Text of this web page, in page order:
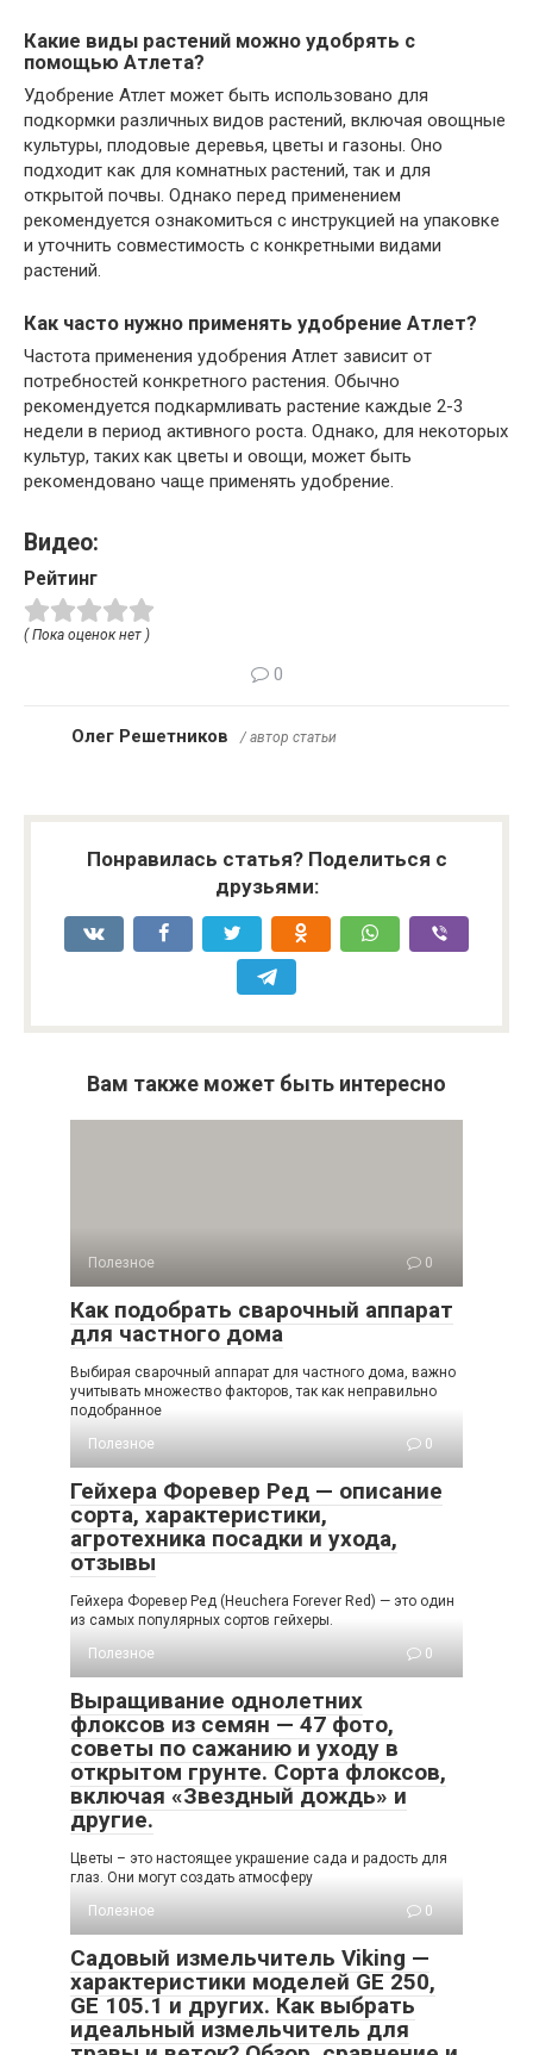
Какие виды растений можно удобрять с
помощью Атлета?
Удобрение Атлет может быть использовано для
подкормки различных видов растений, включая овощные
культуры, плодовые деревья, цветы и газоны. Оно
подходит как для комнатных растений, так и для
открытой почвы. Однако перед применением
рекомендуется ознакомиться с инструкцией на упаковке
и уточнить совместимость с конкретными видами
растений.
Как часто нужно применять удобрение Атлет?
Частота применения удобрения Атлет зависит от
потребностей конкретного растения. Обычно
рекомендуется подкармливать растение каждые 2-3
недели в период активного роста. Однако, для некоторых
культур, таких как цветы и овощи, может быть
рекомендовано чаще применять удобрение.
Видео:
Рейтинг
( Пока оценок нет )
0
Олег Решетников / автор статьи
Понравилась статья? Поделиться с
друзьями:
Вам также может быть интересно
Полезное 0
Как подобрать сварочный аппарат
для частного дома
Выбирая сварочный аппарат для частного дома, важно
учитывать множество факторов, так как неправильно
подобранное
Полезное
0
Гейхера Форевер Ред — описание
сорта, характеристики,
агротехника посадки и ухода,
отзывы
Гейхера Форевер Ред (Heuchera Forever Red) — это один
из самых популярных сортов гейхеры.
Полезное
0
Выращивание однолетних
флоксов из семян — 47 фото,
советы по сажанию и уходу в
открытом грунте. Сорта флоксов,
включая «Звездный дождь» и
другие.
Цветы – это настоящее украшение сада и радость для
глаз. Они могут создать атмосферу
Полезное
0
Садовый измельчитель Viking —
характеристики моделей GE 250,
GE 105.1 и других. Как выбрать
идеальный измельчитель для